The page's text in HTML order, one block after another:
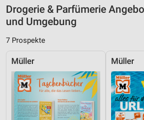
Drogerie & Parfümerie
und Umgebung
7 Prospekte
Müller Müller
Verwendung von Profilen zur Auswahl
personalisierter Inhalte
Analyse von Zielgruppen durch
Kombinationen von Daten aus
Quellen